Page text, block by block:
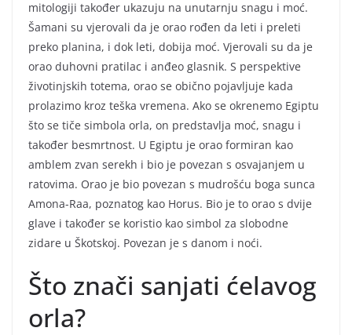
mitologiji također ukazuju na unutarnju snagu i moć.
Šamani su vjerovali da je orao rođen da leti i preleti
preko planina, i dok leti, dobija moć. Vjerovali su da je
orao duhovni pratilac i anđeo glasnik. S perspektive
životinjskih totema, orao se obično pojavljuje kada
prolazimo kroz teška vremena. Ako se okrenemo Egiptu
što se tiče simbola orla, on predstavlja moć, snagu i
također besmrtnost. U Egiptu je orao formiran kao
amblem zvan serekh i bio je povezan s osvajanjem u
ratovima. Orao je bio povezan s mudrošću boga sunca
Amona-Raa, poznatog kao Horus. Bio je to orao s dvije
glave i također se koristio kao simbol za slobodne
zidare u Škotskoj. Povezan je s danom i noći.
Što znači sanjati ćelavog
orla?